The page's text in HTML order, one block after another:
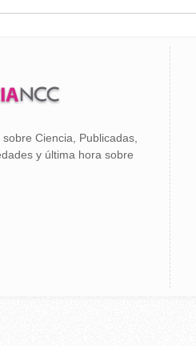
Ciencia, Publicadas,
y última hora sobre